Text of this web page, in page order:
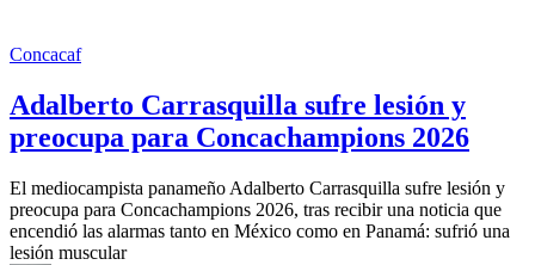
Concacaf
Adalberto Carrasquilla sufre lesión y
preocupa para Concachampions 2026
El mediocampista panameño Adalberto Carrasquilla sufre lesión y
preocupa para Concachampions 2026, tras recibir una noticia que
encendió las alarmas tanto en México como en Panamá: sufrió una
lesión muscular